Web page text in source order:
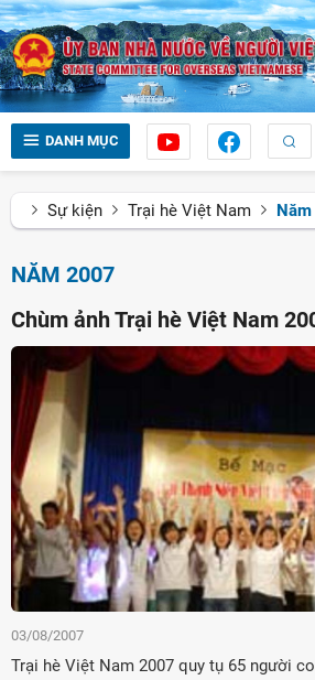
DANH MỤC
Sự kiện Trại hè Việt Nam
NĂM 2007
Chùm ảnh Trại hè Việt Nam
03/08/2007
Trại hè Việt Nam 2007 quy tụ 65 người